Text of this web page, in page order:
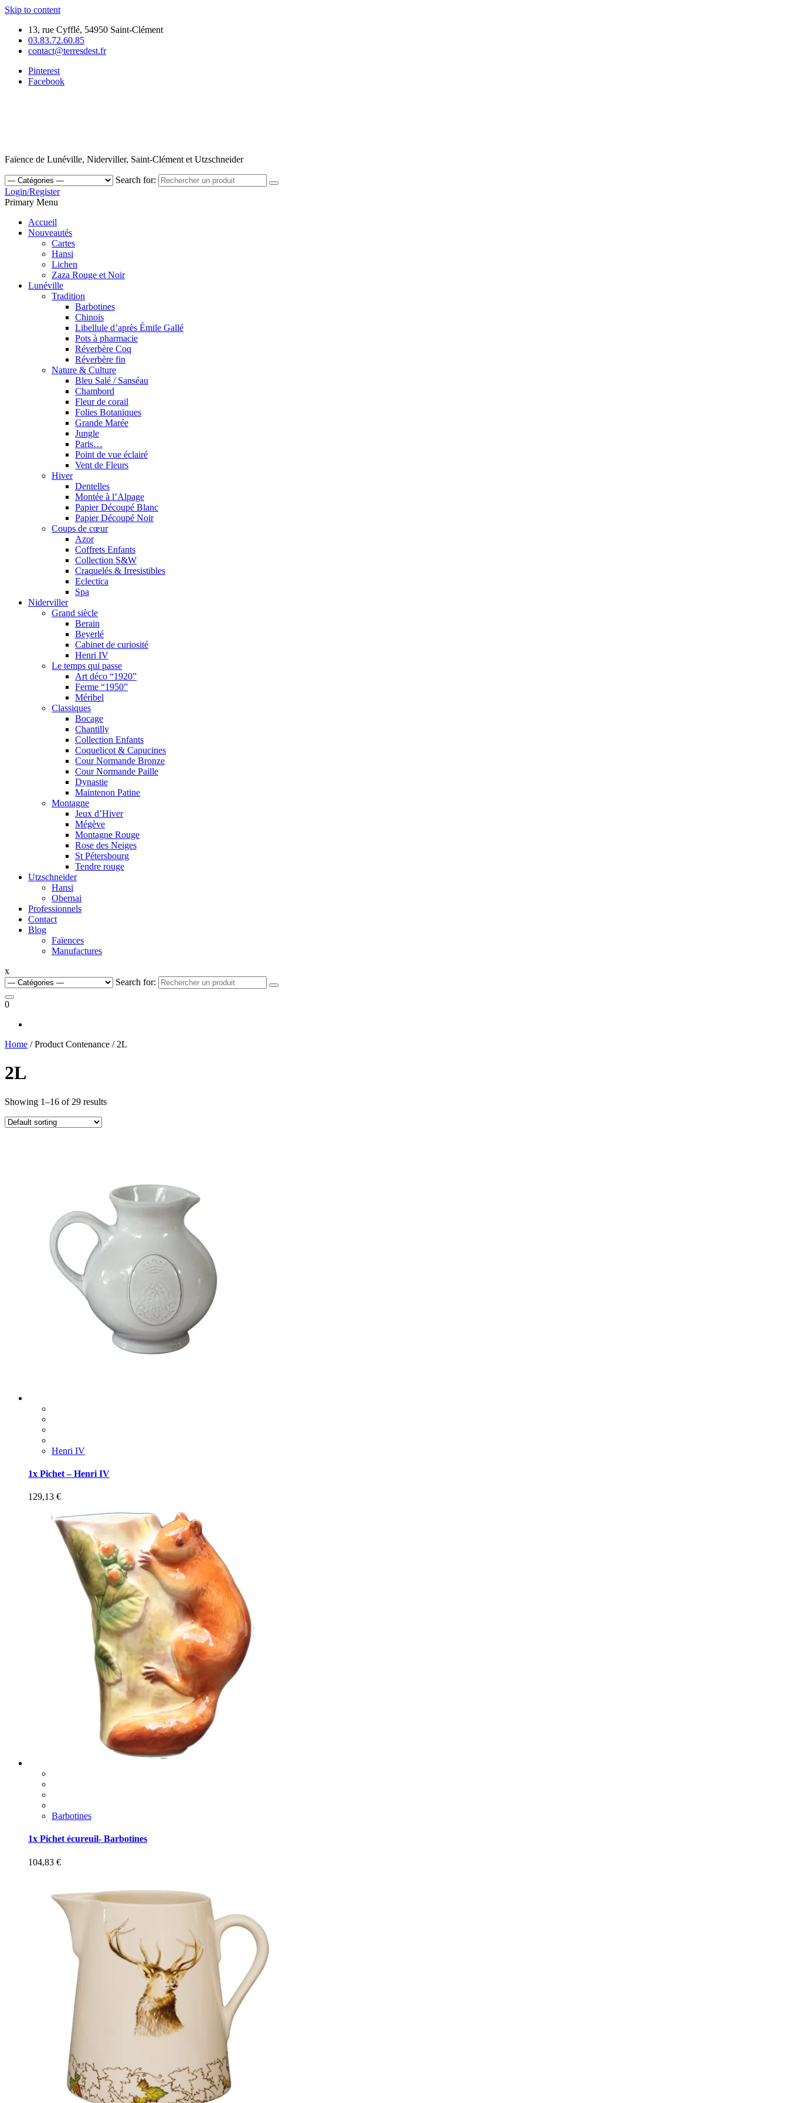
Skip to content
13, rue Cyfflé, 54950 Saint-Clément
03.83.72.60.85
contact@terresdest.fr
Pinterest
Facebook
Faïence de Lunéville, Niderviller, Saint-Clément et Utzschneider
Search for:
Login/Register
Primary Menu
Accueil
Nouveautés
Cartes
Hansi
Lichen
Zaza Rouge et Noir
Lunéville
Tradition
Barbotines
Chinois
Libellule d’après Émile Gallé
Pots à pharmacie
Réverbère Coq
Réverbère fin
Nature & Culture
Bleu Salé / Sanséau
Chambord
Fleur de corail
Folies Botaniques
Grande Marée
Jungle
Paris…
Point de vue éclairé
Vent de Fleurs
Hiver
Dentelles
Montée à l’Alpage
Papier Découpé Blanc
Papier Découpé Noir
Coups de cœur
Azor
Coffrets Enfants
Collection S&W
Craquelés & Irresistibles
Eclectica
Spa
Niderviller
Grand siècle
Berain
Beyerlé
Cabinet de curiosité
Henri IV
Le temps qui passe
Art déco “1920”
Ferme “1950”
Méribel
Classiques
Bocage
Chantilly
Collection Enfants
Coquelicot & Capucines
Cour Normande Bronze
Cour Normande Paille
Dynastie
Maintenon Patine
Montagne
Jeux d’Hiver
Mégève
Montagne Rouge
Rose des Neiges
St Pétersbourg
Tendre rouge
Utzschneider
Hansi
Obernai
Professionnels
Contact
Blog
Faïences
Manufactures
x
Search for:
0
Home / Product Contenance / 2L
2L
Showing 1–16 of 29 results
Henri IV
1x Pichet – Henri IV
129,13 €
Barbotines
1x Pichet écureuil- Barbotines
104,83 €